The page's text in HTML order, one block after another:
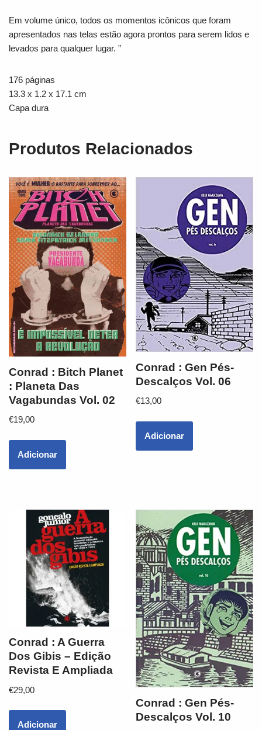
Em volume único, todos os momentos icônicos que foram
apresentados nas telas estão agora prontos para serem lidos e
levados para qualquer lugar. ”
176 páginas
13.3 x 1.2 x 17.1 cm
Capa dura
Produtos Relacionados
Conrad : Bitch Planet
: Planeta Das
Vagabundas Vol. 02
€19,00
Adicionar
Conrad : Gen Pés-
Descalços Vol. 06
€13,00
Adicionar
Conrad : A Guerra
Dos Gibis – Edição
Revista E Ampliada
€29,00
Adicionar
Conrad : Gen Pés-
Descalços Vol. 10